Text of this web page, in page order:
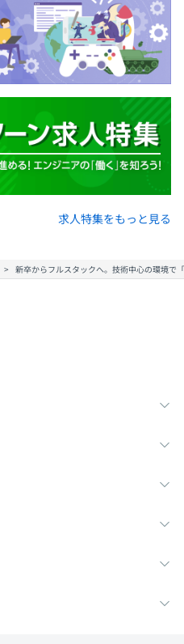
求人特集をもっと見る
新卒からフルスタックへ。技術中心の環境